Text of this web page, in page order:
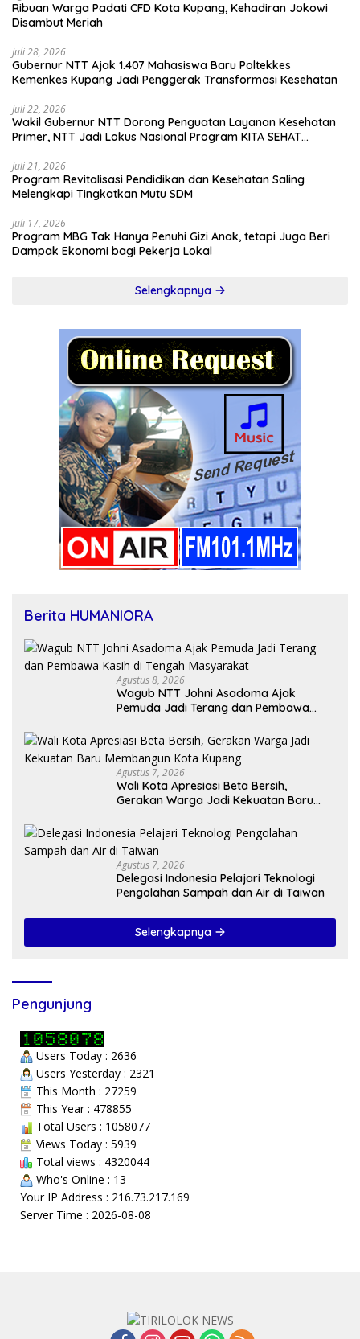
Ribuan Warga Padati CFD Kota Kupang, Kehadiran Jokowi
Disambut Meriah
Juli 28, 2026
Gubernur NTT Ajak 1.407 Mahasiswa Baru Poltekkes
Kemenkes Kupang Jadi Penggerak Transformasi Kesehatan
Juli 22, 2026
Wakil Gubernur NTT Dorong Penguatan Layanan Kesehatan
Primer, NTT Jadi Lokus Nasional Program KITA SEHAT
Juli 21, 2026
Program Revitalisasi Pendidikan dan Kesehatan Saling
Melengkapi Tingkatkan Mutu SDM
Juli 17, 2026
Program MBG Tak Hanya Penuhi Gizi Anak, tetapi Juga Beri
Dampak Ekonomi bagi Pekerja Lokal
Selengkapnya
Berita HUMANIORA
Agustus 8, 2026
Wagub NTT Johni Asadoma Ajak
Pemuda Jadi Terang dan Pembawa
Agustus 7, 2026
Wali Kota Apresiasi Beta Bersih,
Gerakan Warga Jadi Kekuatan Baru
Agustus 7, 2026
Delegasi Indonesia Pelajari Teknologi
Pengolahan Sampah dan Air di Taiwan
Selengkapnya
Pengunjung
Users Today : 2636
Users Yesterday : 2321
This Month : 27259
This Year : 478855
Total Users : 1058077
Views Today : 5939
Total views : 4320044
Who's Online : 13
Your IP Address : 216.73.217.169
Server Time : 2026-08-08